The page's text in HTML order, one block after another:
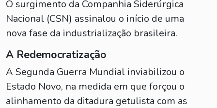
O surgimento da Companhia Siderúrgica
Nacional (CSN) assinalou o início de uma
nova fase da industrialização brasileira.
A Redemocratização
A Segunda Guerra Mundial inviabilizou o
Estado Novo, na medida em que forçou o
alinhamento da ditadura getulista com as